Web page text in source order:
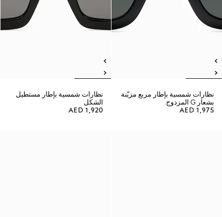
نظارات شمسية بإطار مربع مزيّنة
بشعار G المزدوج
AED 1,975
نظارات شمسية بإطار مستطيل
الشكل
AED 1,920